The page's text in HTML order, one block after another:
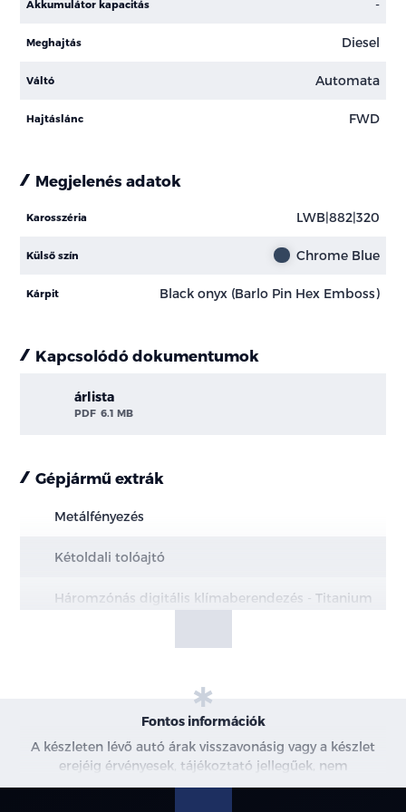
Akkumulátor kapacitás -
Meghajtás Diesel
Váltó Automata
Hajtáslánc FWD
Megjelenés adatok
Karosszéria LWB|882|320
Külső szín Chrome Blue
Kárpit Black onyx (Barlo Pin Hex Emboss)
Kapcsolódó dokumentumok
árlista
PDF 6.1 MB
Gépjármű extrák
Metálfényezés
Kétoldali tolóajtó
Háromzónás digitális klímaberendezés - Titanium
Fontos információk
A készleten lévő autó árak visszavonásig vagy a készlet
erejéig érvényesek, tájékoztató jellegűek, nem
minősülnek ajánlattételnek, a képek csak illusztrációk. A